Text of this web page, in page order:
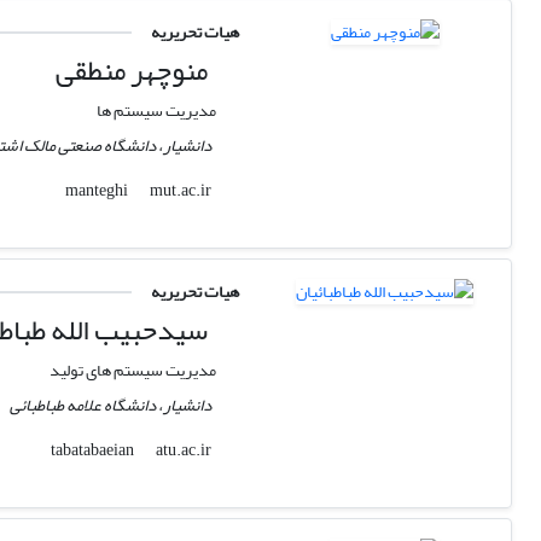
هیات تحریریه
منوچهر منطقی
مدیریت سیستم ها
دانشیار، دانشگاه صنعتی مالک
manteghi
mut.ac.ir
هیات تحریریه
سیدحبیب الله
مدیریت سیستم های تولید
دانشیار، دانشگاه علامه طباطبائی
tabatabaeian
atu.ac.ir